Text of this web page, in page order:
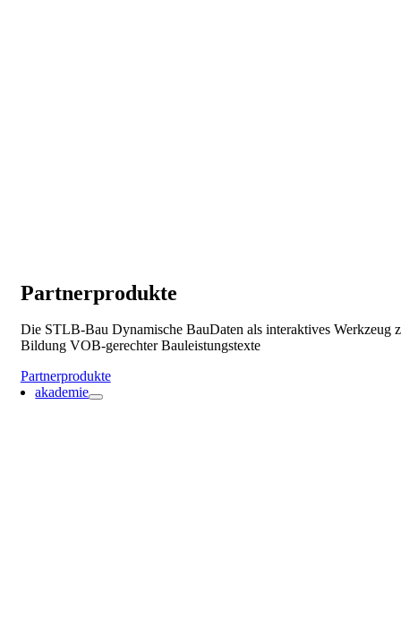
Partnerprodukte
Die STLB-Bau Dynamische BauDaten als interaktives Werkzeug
Bildung VOB-gerechter Bauleistungstexte
Partnerprodukte
akademie